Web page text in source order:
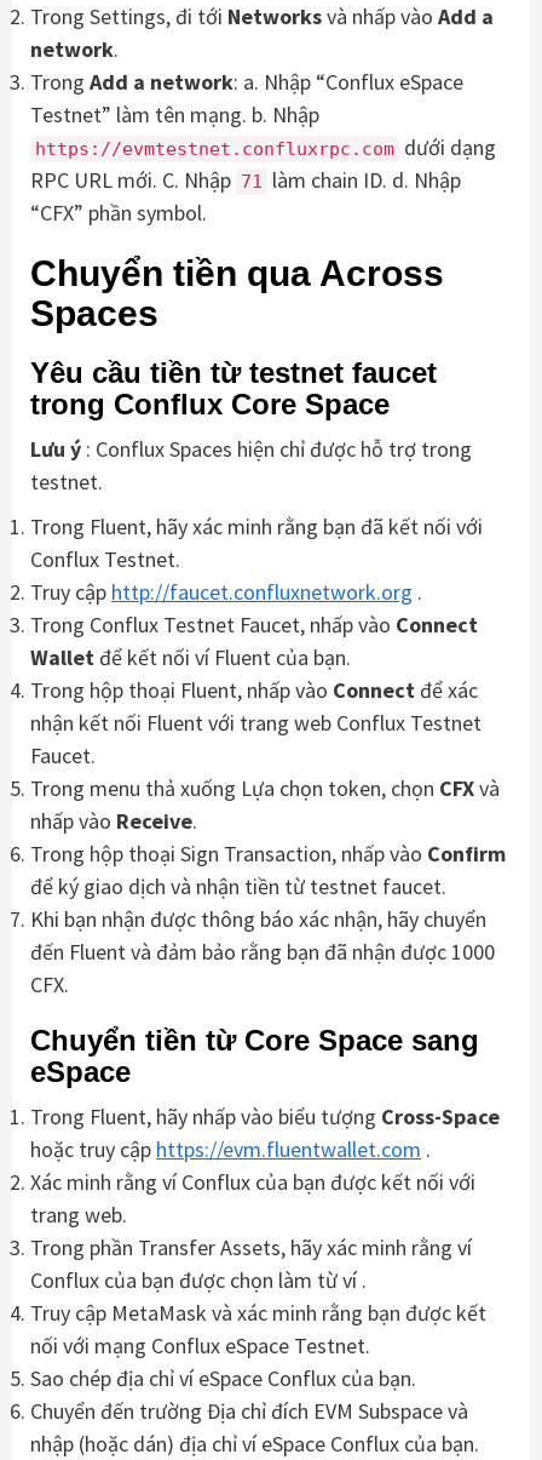
Trong Settings, đi tới Networksvà nhấp vào Add a
network.
Trong Add a network: a. Nhập “Conflux eSpace
Testnet” làm tên mạng. b. Nhập
https://evmtestnet.confluxrpc.com dưới dạng
RPC URL mới. C. Nhập 71 làm chain ID. d. Nhập
“CFX” phần symbol.
Chuyển tiền qua Across
Spaces
Yêu cầu tiền từ testnet faucet
trong Conflux Core Space
Lưu ý : Conflux Spaces hiện chỉ được hỗ trợ trong
testnet.
Trong Fluent, hãy xác minh rằng bạn đã kết nối với
Conflux Testnet.
Truy cập http://faucet.confluxnetwork.org .
Trong Conflux Testnet Faucet, nhấp vào Connect
Wallet để kết nối ví Fluent của bạn.
Trong hộp thoại Fluent, nhấp vào Connect để xác
nhận kết nối Fluent với trang web Conflux Testnet
Faucet.
Trong menu thả xuống Lựa chọn token, chọn CFXvà
nhấp vào Receive.
Trong hộp thoại Sign Transaction, nhấp vào Confirm
để ký giao dịch và nhận tiền từ testnet faucet.
Khi bạn nhận được thông báo xác nhận, hãy chuyển
đến Fluent và đảm bảo rằng bạn đã nhận được 1000
CFX.
Chuyển tiền từ Core Space sang
eSpace
Trong Fluent, hãy nhấp vào biểu tượng Cross-Space
hoặc truy cập https://evm.fluentwallet.com .
Xác minh rằng ví Conflux của bạn được kết nối với
trang web.
Trong phần Transfer Assets, hãy xác minh rằng ví
Conflux của bạn được chọn làm từ ví .
Truy cập MetaMask và xác minh rằng bạn được kết
nối với mạng Conflux eSpace Testnet.
Sao chép địa chỉ ví eSpace Conflux của bạn.
Chuyển đến trường Địa chỉ đích EVM Subspace và
nhập (hoặc dán) địa chỉ ví eSpace Conflux của bạn.